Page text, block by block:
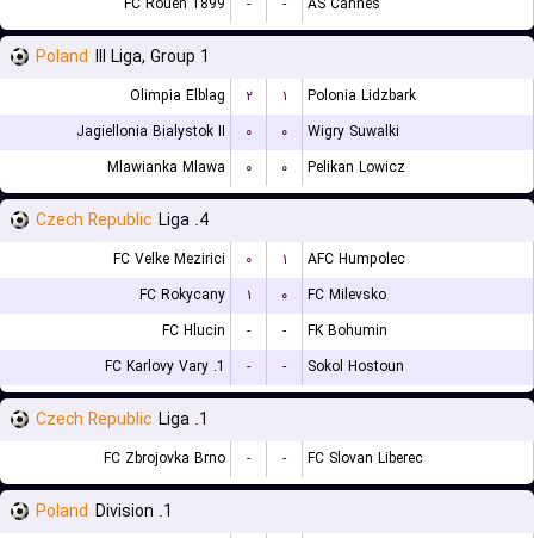
Poland III Liga, Group 1
Olimpia Elblag ۲ ۱
Polonia Lidzbark
Jagiellonia Bialystok II
۰ ۰
Wigry Suwalki
Mlawianka Mlawa
۰ ۰ Pelikan Lowicz
Czech Republic 4. Liga
FC Velke Mezirici ۰ ۱
AFC Humpolec
FC Rokycany
۱ ۰
FC Milevsko
FC Hlucin
- -
FK Bohumin
1. FC Karlovy Vary
- - Sokol Hostoun
Czech Republic 1. Liga
FC Zbrojovka Brno - - FC Slovan Liberec
Poland 1. Division